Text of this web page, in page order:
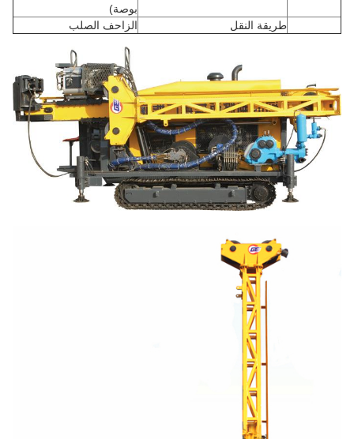
بوصة)
طريقة النقل
الزاحف الصلب